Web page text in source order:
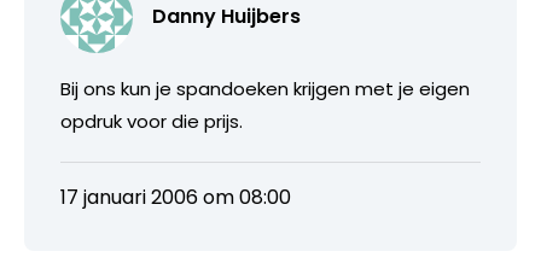
Danny Huijbers
Bij ons kun je spandoeken krijgen met je eigen
opdruk voor die prijs.
17 januari 2006 om 08:00